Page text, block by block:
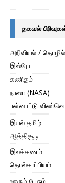
தகவல்
அறிவியல் /
இஸ்ரோ
கணிதம்
நாஸா (NASA)
பன்னாட்டு
இயல் தமிழ்
ஆத்திசூடி
இலக்கணம்
தொல்காப்பியம்
ஊரும் பேரும்